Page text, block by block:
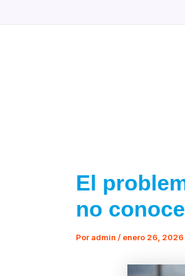
El
no
Por admin / enero 26, 2026